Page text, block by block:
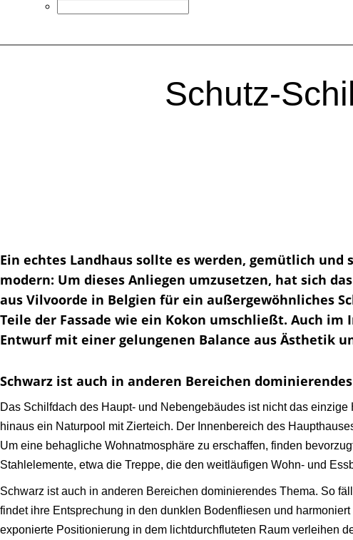
Schutz-
Ein echtes Landhaus sollte es werden, gemütlich
modern: Um dieses Anliegen umzusetzen, hat sich
aus Vilvoorde in Belgien für ein außergewöhnliches
Teile der Fassade wie ein Kokon umschließt. Auch
Entwurf mit einer gelungenen Balance aus Ästhetik
Schwarz ist auch in anderen Bereichen
Das Schilfdach des Haupt- und Nebengebäudes ist nicht das
hinaus ein Naturpool mit Zierteich. Der Innenbereich des
Um eine behagliche Wohnatmosphäre zu erschaffen, finden
Stahlelemente, etwa die Treppe, die den weitläufigen Wohn- und
Schwarz ist auch in anderen Bereichen dominierendes Thema. So
findet ihre Entsprechung in den dunklen Bodenfliesen und
exponierte Positionierung in dem lichtdurchfluteten Raum verleihen